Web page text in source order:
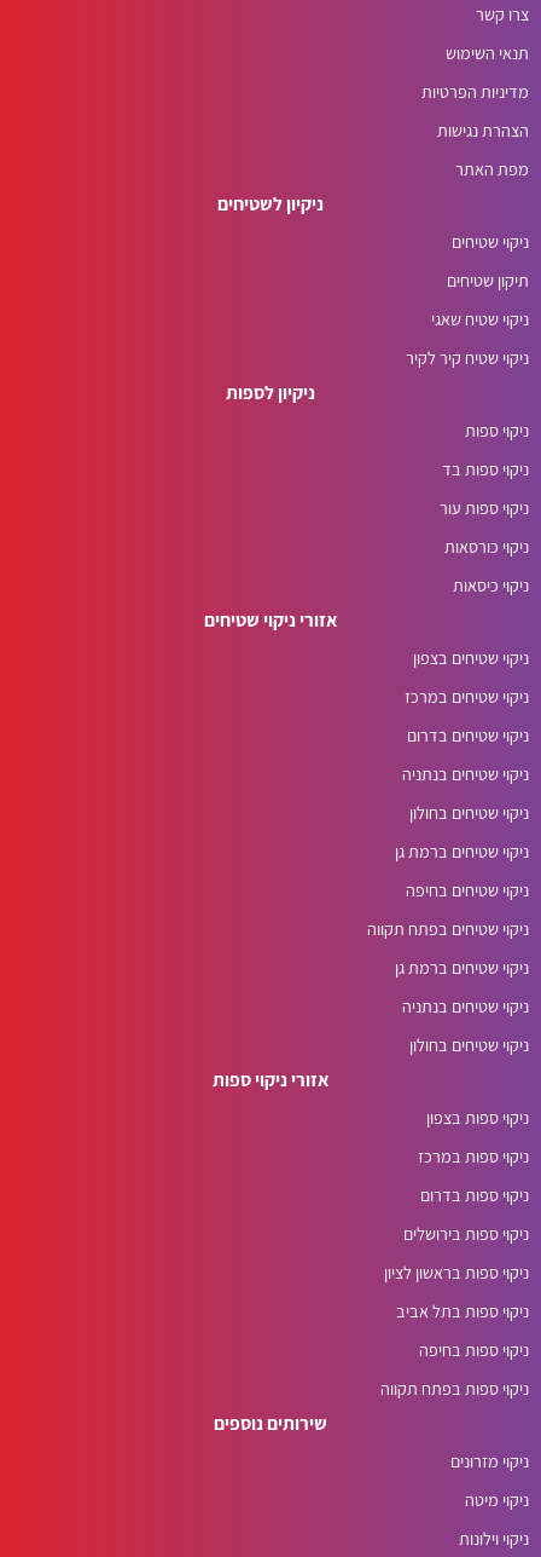
צרו קשר
תנאי השימוש
מדיניות הפרטיות
הצהרת נגישות
מפת האתר
ניקיון לשטיחים
ניקוי שטיחים
תיקון שטיחים
ניקוי שטיח שאגי
ניקוי שטיח קיר לקיר
ניקיון לספות
ניקוי ספות
ניקוי ספות בד
ניקוי ספות עור
ניקוי כורסאות
ניקוי כיסאות
אזורי ניקוי שטיחים
ניקוי שטיחים בצפון
ניקוי שטיחים במרכז
ניקוי שטיחים בדרום
ניקוי שטיחים בנתניה
ניקוי שטיחים בחולון
ניקוי שטיחים ברמת גן
ניקוי שטיחים בחיפה
ניקוי שטיחים בפתח תקווה
ניקוי שטיחים ברמת גן
ניקוי שטיחים בנתניה
ניקוי שטיחים בחולון
אזורי ניקוי ספות
ניקוי ספות בצפון
ניקוי ספות במרכז
ניקוי ספות בדרום
ניקוי ספות בירושלים
ניקוי ספות בראשון לציון
ניקוי ספות בתל אביב
ניקוי ספות בחיפה
ניקוי ספות בפתח תקווה
שירותים נוספים
ניקוי מזרונים
ניקוי מיטה
ניקוי וילונות